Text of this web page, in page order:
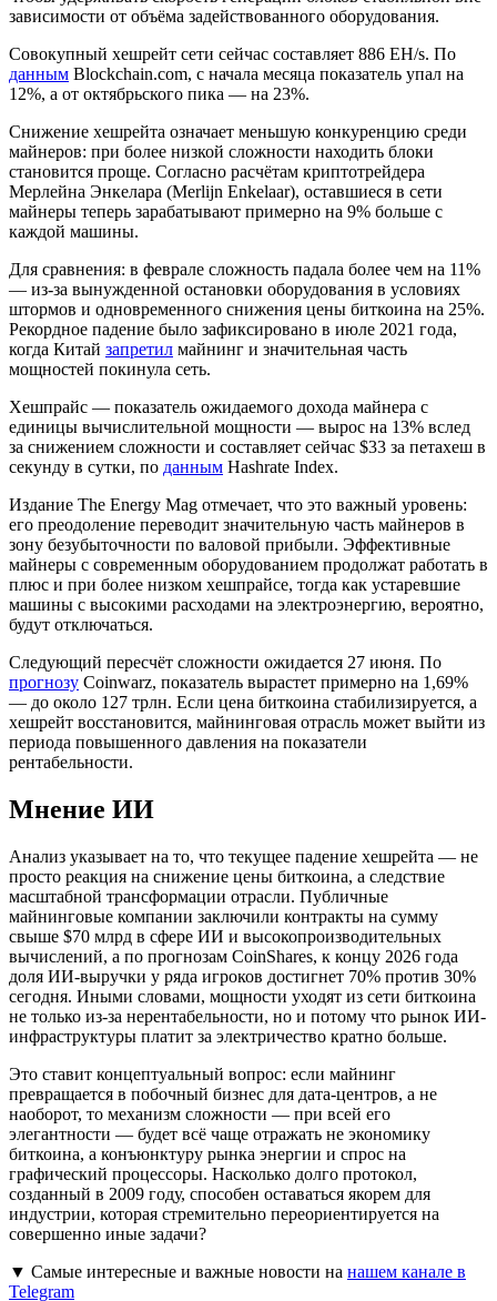
зависимости от объёма задействованного оборудования.
Совокупный хешрейт сети сейчас составляет 886 EH/s. По
данным Blockchain.com, с начала месяца показатель упал на
12%, а от октябрьского пика — на 23%.
Снижение хешрейта означает меньшую конкуренцию среди
майнеров: при более низкой сложности находить блоки
становится проще. Согласно расчётам криптотрейдера
Мерлейна Энкелара (Merlijn Enkelaar), оставшиеся в сети
майнеры теперь зарабатывают примерно на 9% больше с
каждой машины.
Для сравнения: в феврале сложность падала более чем на 11%
— из-за вынужденной остановки оборудования в условиях
штормов и одновременного снижения цены биткоина на 25%.
Рекордное падение было зафиксировано в июле 2021 года,
когда Китай запретил майнинг и значительная часть
мощностей покинула сеть.
Хешпрайс — показатель ожидаемого дохода майнера с
единицы вычислительной мощности — вырос на 13% вслед
за снижением сложности и составляет сейчас $33 за петахеш в
секунду в сутки, по данным Hashrate Index.
Издание The Energy Mag отмечает, что это важный уровень:
его преодоление переводит значительную часть майнеров в
зону безубыточности по валовой прибыли. Эффективные
майнеры с современным оборудованием продолжат работать в
плюс и при более низком хешпрайсе, тогда как устаревшие
машины с высокими расходами на электроэнергию, вероятно,
будут отключаться.
Следующий пересчёт сложности ожидается 27 июня. По
прогнозу Coinwarz, показатель вырастет примерно на 1,69%
— до около 127 трлн. Если цена биткоина стабилизируется, а
хешрейт восстановится, майнинговая отрасль может выйти из
периода повышенного давления на показатели
рентабельности.
Мнение ИИ
Анализ указывает на то, что текущее падение хешрейта — не
просто реакция на снижение цены биткоина, а следствие
масштабной трансформации отрасли. Публичные
майнинговые компании заключили контракты на сумму
свыше $70 млрд в сфере ИИ и высокопроизводительных
вычислений, а по прогнозам CoinShares, к концу 2026 года
доля ИИ-выручки у ряда игроков достигнет 70% против 30%
сегодня. Иными словами, мощности уходят из сети биткоина
не только из-за нерентабельности, но и потому что рынок ИИ-
инфраструктуры платит за электричество кратно больше.
Это ставит концептуальный вопрос: если майнинг
превращается в побочный бизнес для дата-центров, а не
наоборот, то механизм сложности — при всей его
элегантности — будет всё чаще отражать не экономику
биткоина, а конъюнктуру рынка энергии и спрос на
графический процессоры. Насколько долго протокол,
созданный в 2009 году, способен оставаться якорем для
индустрии, которая стремительно переориентируется на
совершенно иные задачи?
▼ Самые интересные и важные новости на нашем канале в
Telegram